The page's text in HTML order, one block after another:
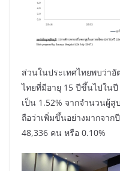
ส่วนในประเทศไทยพบว่า
ไทยที่มีอายุ 15 ปีขึ้นไปใน
เป็น 1.52% จากจำนวนผู้
ถือว่าเพิ่มขึ้นอย่างมากจา
48,336 คน หรือ 0.10%